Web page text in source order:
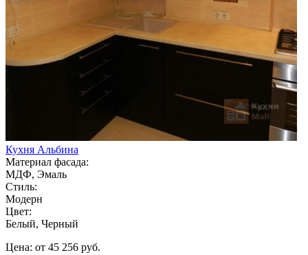
Кухня Альбина
Материал фасада:
МДФ, Эмаль
Стиль:
Модерн
Цвет:
Белый, Черный
Цена: от 45 256 руб.